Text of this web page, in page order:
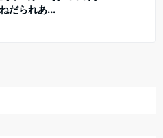
だられあ...